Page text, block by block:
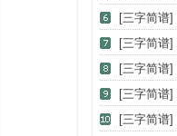
[三字简谱]
[三字简谱]
[三字简谱]
[三字简谱]
[三字简谱]